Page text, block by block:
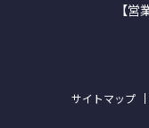
【
サイトマップ